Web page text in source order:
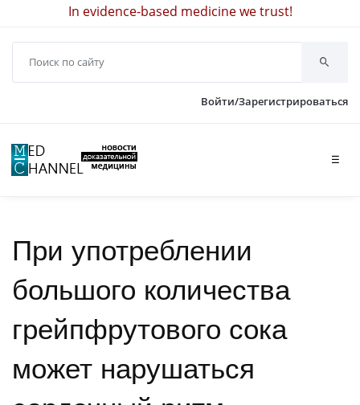
In evidence-based medicine we trust!
Войти/Зарегистрироваться
☰
При употреблении
большого количества
грейпфрутового сока
может нарушаться